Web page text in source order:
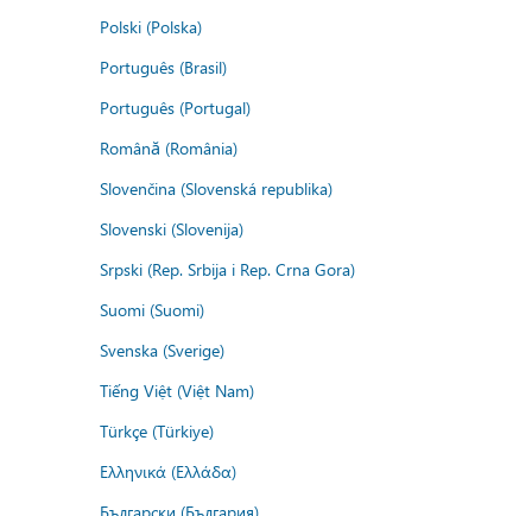
Polski (Polska)
Português (Brasil)
Português (Portugal)
Română (România)
Slovenčina (Slovenská republika)
Slovenski (Slovenija)
Srpski (Rep. Srbija i Rep. Crna Gora)
Suomi (Suomi)
Svenska (Sverige)
Tiếng Việt (Việt Nam)
Türkçe (Türkiye)
Ελληνικά (Ελλάδα)
Български (България)